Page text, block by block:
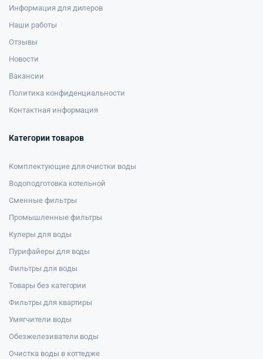
Информация для дилеров
Наши работы
Отзывы
Новости
Вакансии
Политика конфиденциальности
Контактная информация
Категории товаров
Комплектующие для очистки воды
Водоподготовка котельной
Сменные фильтры
Промышленные фильтры
Кулеры для воды
Пурифайеры для воды
Фильтры для воды
Товары без категории
Фильтры для квартиры
Умягчители воды
Обезжелезиватели воды
Очистка воды в коттедже